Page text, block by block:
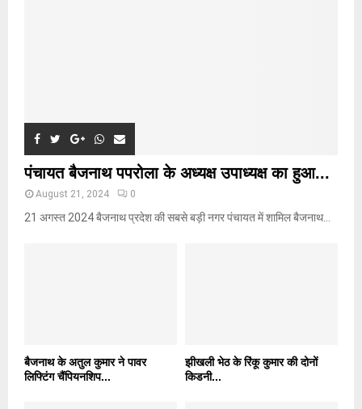
पंचायत बैजनाथ पपरोला के अध्यक्ष उपाध्यक्ष का हुआ...
August 21, 2024 0
21 अगस्त 2024 बैजनाथ प्रदेश की सबसे बड़ी नगर पंचायत में शामिल बैजनाथ...
बैजनाथ के अतुल कुमार ने पावर
लिफ्टिंग चैंपियनशिप...
झीखली भेठ के रिंकू कुमार की दोनों
किडनी...